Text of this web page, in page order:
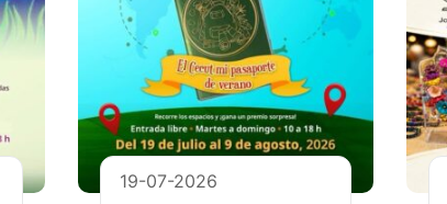
19-07-2026